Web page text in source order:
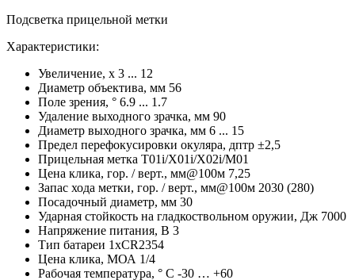
Подсветка прицельной метки
Характеристики:
Увеличение, х 3 ... 12
Диаметр объектива, мм 56
Поле зрения, ° 6.9 ... 1.7
Удаление выходного зрачка, мм 90
Диаметр выходного зрачка, мм 6 ... 15
Предел перефокусировки окуляра, дптр ±2,5
Прицельная метка Т01i/X01i/X02i/M01
Цена клика, гор. / верт., мм@100м 7,25
Запас хода метки, гор. / верт., мм@100м 2030 (280)
Посадочный диаметр, мм 30
Ударная стойкость на гладкоствольном оружии, Дж 7000
Напряжение питания, В 3
Тип батареи 1xCR2354
Цена клика, МОА 1/4
Рабочая температура, ° C -30 … +60